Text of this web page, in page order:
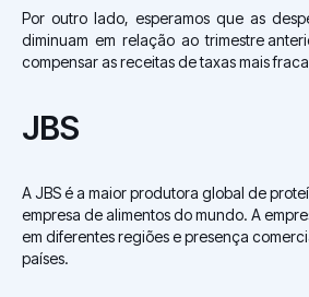
Por outro lado, esperamos que as
diminuam em relação ao trimestre
compensar as receitas de taxas mais
JBS
A JBS é a maior produtora global de
empresa de alimentos do mundo. A
em diferentes regiões e presença
países.